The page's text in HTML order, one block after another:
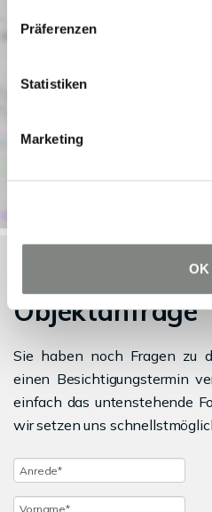
Präferenzen
Statistiken
Marketing
OK
Objektanfrage
Sie haben noch Fragen zu
einen Besichtigungstermin
einfach das untenstehende
wir setzen uns